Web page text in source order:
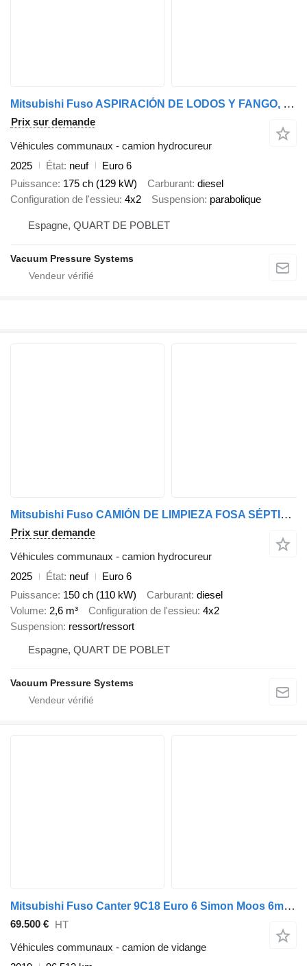
Mitsubishi Fuso ASPIRACIÓN DE LODOS Y FANGO, POCERIA
Prix sur demande
Véhicules communaux - camion hydrocureur
2025
État neuf
Euro 6
Puissance 175 ch (129 kW) Carburant diesel
Configuration de l'essieu 4x2 Suspension parabolique
Espagne, QUART DE POBLET
Vacuum Pressure Systems
Mitsubishi Fuso CAMIÓN DE LIMPIEZA FOSA SÉPTICA, ALCANTARILLADO, POCERIA
Prix sur demande
Véhicules communaux - camion hydrocureur
2025
État neuf
Euro 6
Puissance 150 ch (110 kW) Carburant diesel
Volume 2,6 m³ Configuration de l'essieu 4x2
Suspension ressort/ressort
Espagne, QUART DE POBLET
Vacuum Pressure Systems
Mitsubishi Fuso Canter 9C18 Euro 6 Simon Moos 6m³ Combi kolkenzuiger
69.500 € HT
Véhicules communaux - camion de vidange